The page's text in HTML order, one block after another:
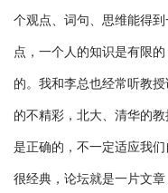
个观点、词句、思维能得
点，一个人的知识是有限
的。我和李总也经常听教
的不精彩，北大、清华的
是正确的，不一定适应我
很经典，论坛就是一片文